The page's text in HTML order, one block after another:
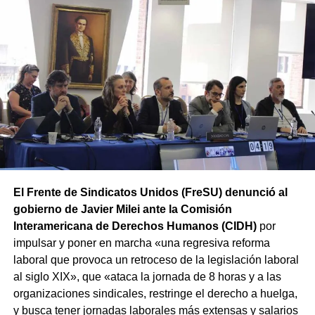
De esta forma, ATE mantiene la movilización prevista
y concentrará a partir de las 12 hs en Av. Rivadavia y
Rodriguez Peña (CABA).Además, las movilizaciones se
replicarán en las principales ciudades de todas las
provincias en el marco de la Jornada Nacional de Lucha
convocada por el sindicato.
El Frente de Sindicatos Unidos (FreSU) denunció al
gobierno de Javier Milei ante la Comisión
Interamericana de Derechos Humanos (CIDH)por
impulsar y poner en marcha «una regresiva reforma
laboral que provoca un retroceso de la legislación laboral
al siglo XIX», que «ataca la jornada de 8 horas y a las
organizaciones sindicales, restringe el derecho a huelga,
y busca tener jornadas laborales más extensas y salarios